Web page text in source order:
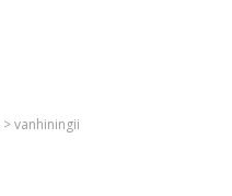
> vanhiningii